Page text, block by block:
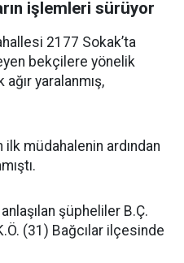
işlemleri sürüyor
2177 Sokak’ta
bekçilere yönelik
yaralanmış,
ilk müdahalenin ardından
şüpheliler B.Ç.
(31) Bağcılar ilçesinde